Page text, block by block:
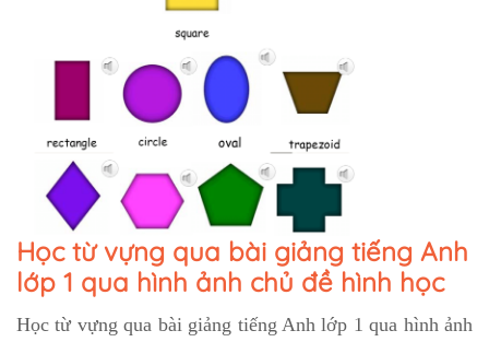
Học từ vựng qua bài giảng tiếng Anh
lớp 1 qua hình ảnh chủ đề hình học
Học từ vựng qua bài giảng tiếng Anh lớp 1 qua hình ảnh